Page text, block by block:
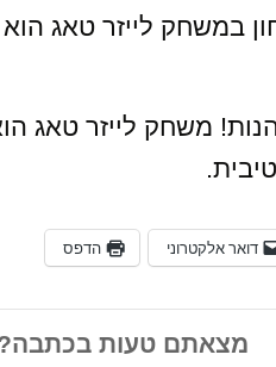
במשחק לייזר טאג
משחק לייזר טאג
דואר אלקטרוני הדפס
מצאתם טעות